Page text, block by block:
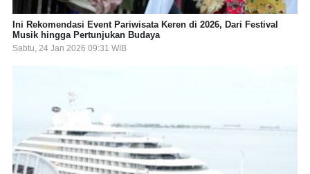
Ini Rekomendasi Event Pariwisata Keren di 2026, Dari Festival
Musik hingga Pertunjukan Budaya
Sabtu, 24 Jan 2026 09:31 WIB